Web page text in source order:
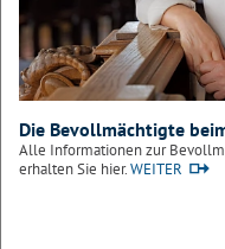
Die Bevollmächtigte
Alle Informationen zur
erhalten Sie hier.WEITER